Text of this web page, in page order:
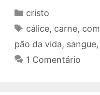
Categorias
cristo
Tags
cálice, carne,
pão da vida, sangue,
1 Comentário